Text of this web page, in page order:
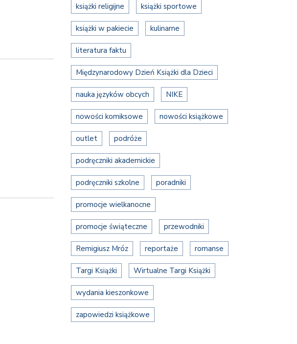
książki religijne książki sportowe
książki w pakiecie kulinarne
literatura faktu
Międzynarodowy Dzień Książki dla Dzieci
nauka języków obcych NIKE
nowości komiksowe nowości książkowe
outlet podróże
podręczniki akademickie
podręczniki szkolne poradniki
promocje wielkanocne
promocje świąteczne przewodniki
Remigiusz Mróz reportaże romanse
Targi Książki Wirtualne Targi Książki
wydania kieszonkowe
zapowiedzi książkowe